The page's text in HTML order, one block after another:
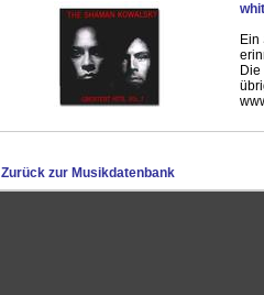
Ein
Zurück zur Musikdatenbank